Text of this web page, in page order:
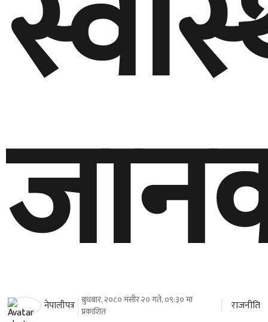
नेपालीपत्र बुधबार, २०८० मंसीर २० गते, ०९:३० मा
प्रकाशित
राजनीति